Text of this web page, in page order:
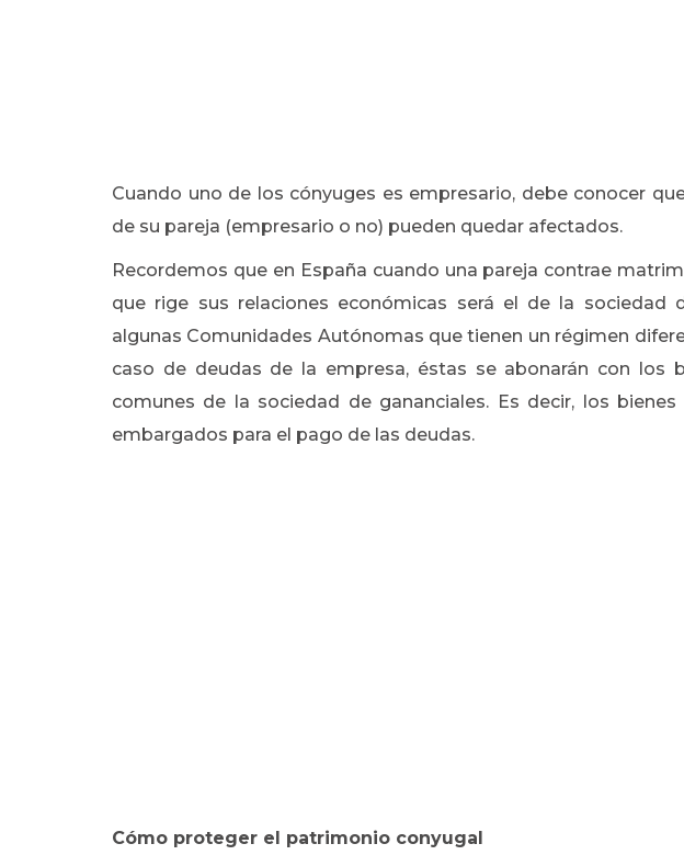
Cuando uno de los cónyuges es empresario, debe conocer
de su pareja (empresario o no) pueden quedar afectados.
Recordemos que en España cuando una pareja contrae
que rige sus relaciones económicas será el de la sociedad
algunas Comunidades Autónomas que tienen un régimen
caso de deudas de la empresa, éstas se abonarán con los
comunes de la sociedad de gananciales. Es decir, los
embargados para el pago de las deudas.
Cómo proteger el patrimonio conyugal